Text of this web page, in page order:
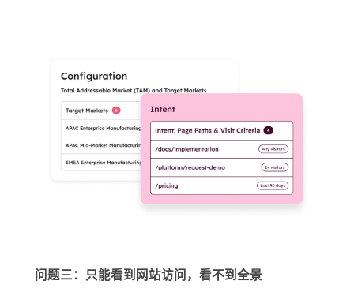
问题三：只能看到网站访问，看不到全景